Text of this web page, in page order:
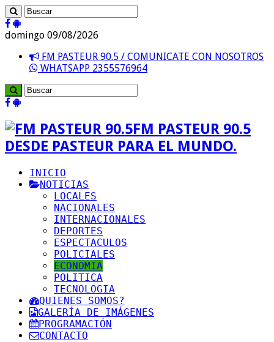
domingo 09/08/2026
FM PASTEUR 90.5 / COMUNICATE CON NOSOTROS
WHATSAPP 2355576964
FM PASTEUR 90.5
DESDE PASTEUR PARA EL MUNDO.
INICIO
NOTICIAS
LOCALES
NACIONALES
INTERNACIONALES
DEPORTES
ESPECTACULOS
POLICIALES
ECONOMIA
POLITICA
TECNOLOGIA
QUIENES SOMOS?
GALERÍA DE IMÁGENES
PROGRAMACIÓN
CONTACTO